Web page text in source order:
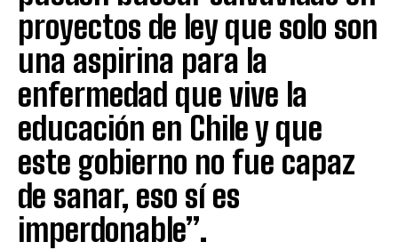
proyectos de ley que solo son
una aspirina para la
enfermedad que vive la
educación en Chile y que
este gobierno no fue capaz
de sanar, eso sí es
imperdonable”.